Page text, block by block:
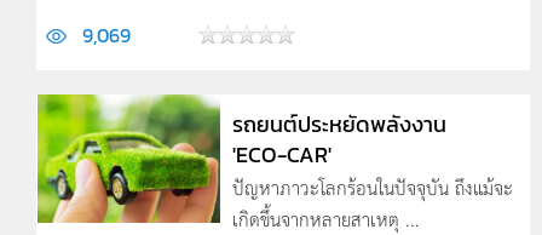
9,069
รถยนต์ประหยัดพลังงาน
'ECO-CAR'
ปัญหาภาวะโลกร้อนในปัจจุบัน ถึงแม้จะ
เกิดขึ้นจากหลายสาเหตุ ...